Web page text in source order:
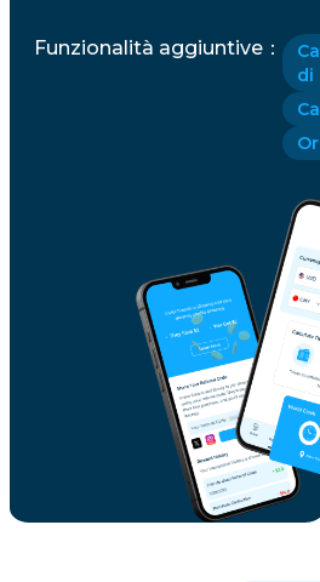
Funzionalità aggiuntive ：
di